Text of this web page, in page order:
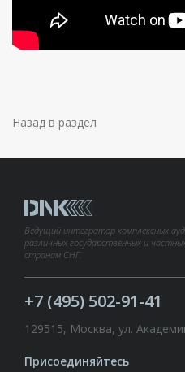
Назад в раздел
Ведущий интегратор комплексных
различных государственных и
странам СНГ.
+7 (495) 502-91-41
129515, Москва, ул.
Присоединяйтесь